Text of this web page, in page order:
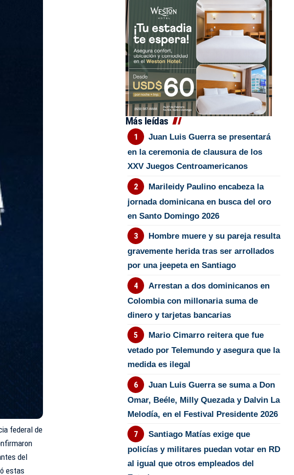
federal de
del
estas
Más leídas
Juan Luis Guerra se presentará
en la ceremonia de clausura de los
XXV Juegos Centroamericanos
Marileidy Paulino encabeza la
jornada dominicana en busca del oro
en Santo Domingo 2026
Hombre muere y su pareja resulta
gravemente herida tras ser arrollados
por una jeepeta en Santiago
Arrestan a dos dominicanos en
Colombia con millonaria suma de
dinero y tarjetas bancarias
Mario Cimarro reitera que fue
vetado por Telemundo y asegura que la
medida es ilegal
Juan Luis Guerra se suma a Don
Omar, Beéle, Milly Quezada y Dalvin La
Melodía, en el Festival Presidente 2026
Santiago Matías exige que
policías y militares puedan votar en RD
al igual que otros empleados del